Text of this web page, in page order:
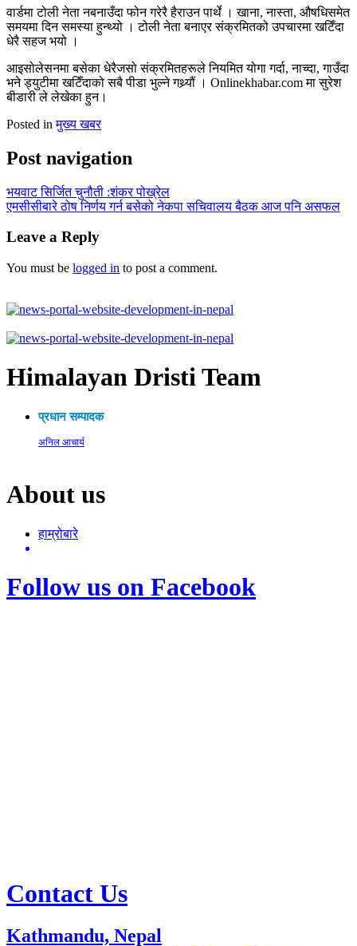
वार्डमा टोली नेता नबनाउँदा फोन गरेरै हैराउन पार्थे । खाना, नास्ता, औषधिसमेत
समयमा दिन समस्या हुन्थ्यो । टोली नेता बनाएर संक्रमितको उपचारमा खटिँदा
धेरै सहज भयो ।
आइसोलेसनमा बसेका धेरैजसो संक्रमितहरूले नियमित योगा गर्दा, नाच्दा, गाउँदा
भने ड्युटीमा खटिँदाको सबै पीडा भुल्ने गथ्र्यौं । Onlinekhabar.com मा सुरेश
बीडारी ले लेखेका हुन।
Posted inमुख्य खबर
Post navigation
भयवाट सिर्जित चुनौती :शंकर पोख्रेल
एमसीसीबारे ठोष निर्णय गर्न बसेको नेकपा सचिवालय बैठक आज पनि असफल
Leave a Reply
You must be logged in to post a comment.
Himalayan Dristi Team
प्रधान सम्पादक
अनिल आचार्य
About us
हाम्रोबारे
Follow us on Facebook
Contact Us
Kathmandu, Nepal